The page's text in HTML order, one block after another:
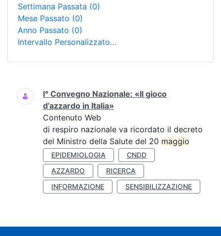
Settimana Passata (0)
Mese Passato (0)
Anno Passato (0)
Intervallo Personalizzato…
Ricerca
I° Convegno Nazionale: «Il gioco
d’azzardo in Italia»
Contenuto Web
di respiro nazionale va ricordato il decreto
del Ministro della Salute del 20 maggio
EPIDEMIOLOGIA
CNDD
AZZARDO
RICERCA
INFORMAZIONE
SENSIBILIZZAZIONE